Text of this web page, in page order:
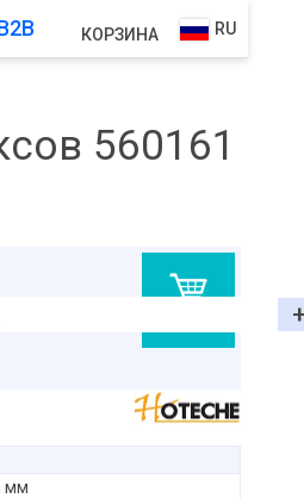
КОРЗИНА RU
560161
мм